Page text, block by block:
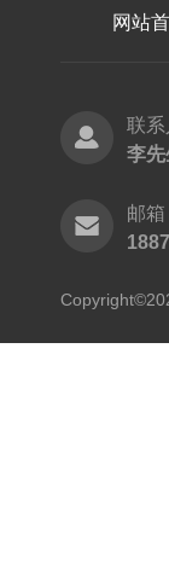
网站
联系
李先
邮箱